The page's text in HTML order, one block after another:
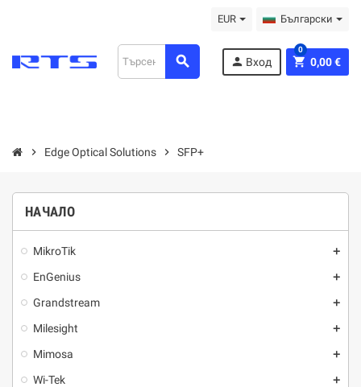
EUR Български
search person Вход shopping_cart 0,00 €
0
chevron_right Edge Optical Solutions chevron_right SFP+
НАЧАЛО
MikroTik add
EnGenius add
Grandstream add
Milesight add
Mimosa add
Wi-Tek add